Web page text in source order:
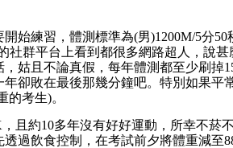
始練習，體測標準為(男)1200M/5分50
社群平台上看到都很多網路超人，說甚
姑且不論真假，每年體測都至少刷掉
卻敗在最後那幾分鐘吧。特別如果平
考生)。
且約10多年沒有好好運動，所幸不菸
過飲食控制，在考試前夕將體重減至